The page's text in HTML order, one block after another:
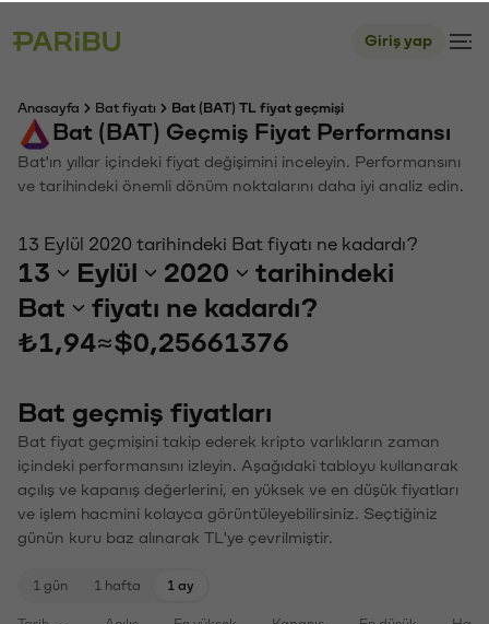
Giriş yap
Anasayfa Bat fiyatı Bat (BAT) TL fiyat geçmişi
Bat (BAT) Geçmiş Fiyat Performansı
Bat'ın yıllar içindeki fiyat değişimini inceleyin. Performansını
ve tarihindeki önemli dönüm noktalarını daha iyi analiz edin.
13 Eylül 2020 tarihindeki Bat fiyatı ne kadardı?
13 Eylül 2020
tarihindeki
Bat
fiyatı ne kadardı?
₺1,94≈$0,25661376
Bat geçmiş fiyatları
Bat fiyat geçmişini takip ederek kripto varlıkların zaman
içindeki performansını izleyin. Aşağıdaki tabloyu kullanarak
açılış ve kapanış değerlerini, en yüksek ve en düşük fiyatları
ve işlem hacmini kolayca görüntüleyebilirsiniz. Seçtiğiniz
günün kuru baz alınarak TL'ye çevrilmiştir.
1 gün 1 hafta 1 ay